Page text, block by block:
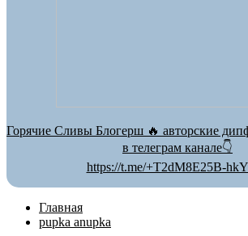
Горячие Сливы Блогерш 🔥 авторские
в телеграм канале👇
https://t.me/+T2dM8E25B-
Главная
pupka anupka